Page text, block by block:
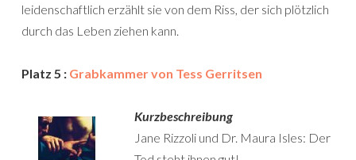
leidenschaftlich erzählt sie von dem Riss, der sich plötzlich
durch das Leben ziehen kann.
Platz 5 : Grabkammer von Tess Gerritsen
Kurzbeschreibung
Jane Rizzoli und Dr. Maura Isles: Der